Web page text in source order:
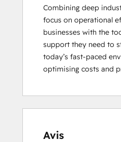
Combining deep
focus on operational
businesses with the
support they need to
today’s fast-paced
optimising costs and
Avis